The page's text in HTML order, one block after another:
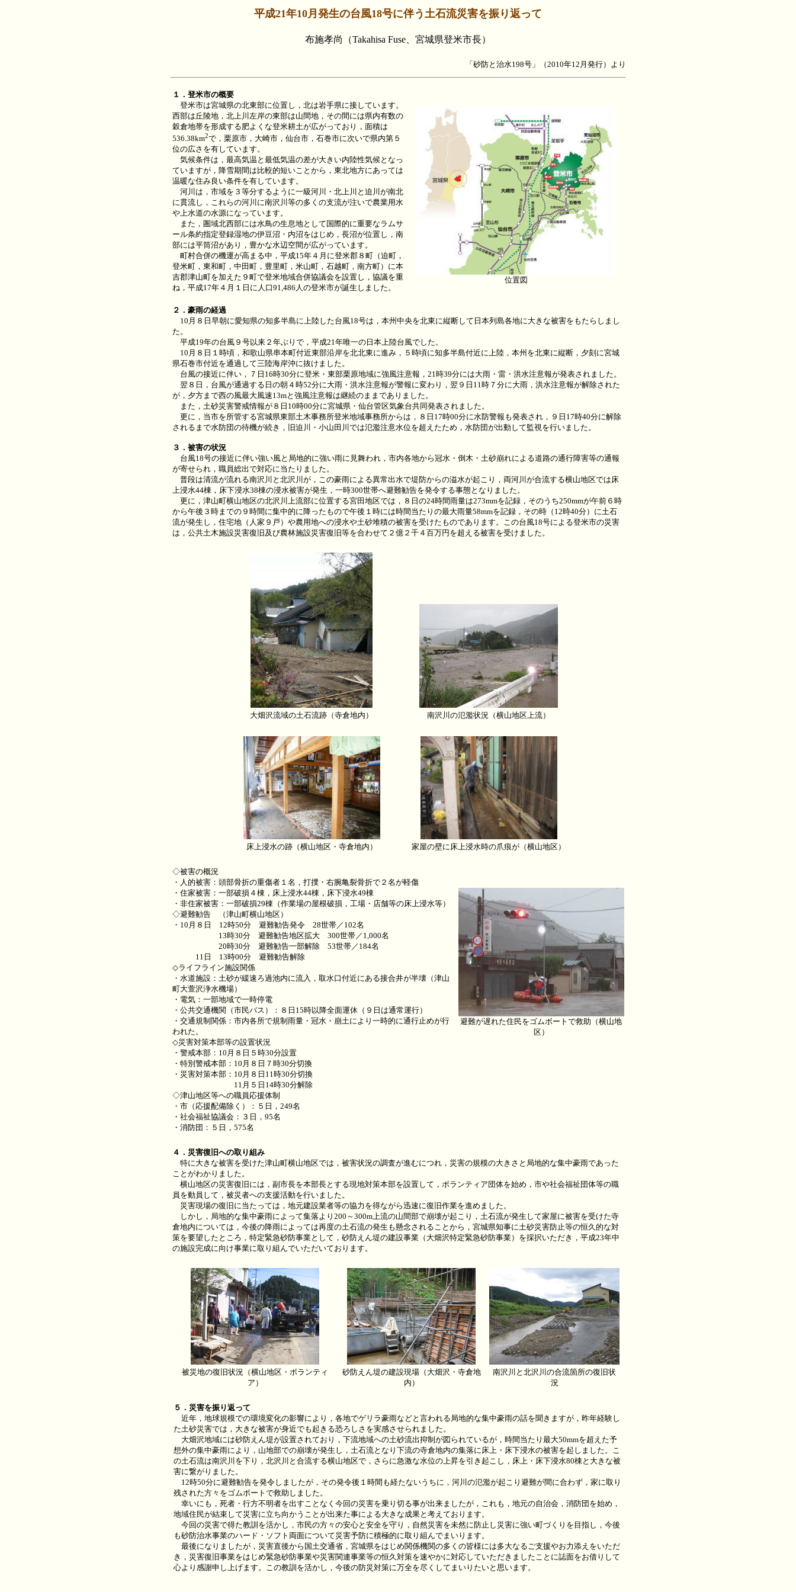
平成21年10月発生の台風18号に伴う土石流災害を振り返って
布施孝尚（Takahisa Fuse、宮城県登米市長）
「砂防と治水198号」（2010年12月発行）より
１．登米市の概要
登米市は宮城県の北東部に位置し，北は岩手県に接しています。
西部は丘陵地，北上川左岸の東部は山間地，その間には県内有数の
穀倉地帯を形成する肥よくな登米耕土が広がっており，面積は
536.38km2で，栗原市，大崎市，仙台市，石巻市に次いで県内第５
位の広さを有しています。
気候条件は，最高気温と最低気温の差が大きい内陸性気候となっ
ていますが，降雪期間は比較的短いことから，東北地方にあっては
温暖な住み良い条件を有しています。
河川は，市域を３等分するように一級河川・北上川と迫川が南北
に貫流し，これらの河川に南沢川等の多くの支流が注いで農業用水
や上水道の水源になっています。
また，圏域北西部には水鳥の生息地として国際的に重要なラムサ
ール条約指定登録湿地の伊豆沼・内沼をはじめ，長沼が位置し，南
部には平筒沼があり，豊かな水辺空間が広がっています。
町村合併の機運が高まる中，平成15年４月に登米郡８町（迫町，
登米町，東和町，中田町，豊里町，米山町，石越町，南方町）に本
吉郡津山町を加えた９町で登米地域合併協議会を設置し，協議を重
ね，平成17年４月１日に人口91,486人の登米市が誕生しました。
位置図
２．豪雨の経過
10月８日早朝に愛知県の知多半島に上陸した台風18号は，本州中央を北東に縦断して日本列島各地に大きな被害をもたらしまし
た。
平成19年の台風９号以来２年ぶりで，平成21年唯一の日本上陸台風でした。
10月８日１時頃，和歌山県串本町付近東部沿岸を北北東に進み，５時頃に知多半島付近に上陸，本州を北東に縦断，夕刻に宮城
県石巻市付近を通過して三陸海岸沖に抜けました。
台風の接近に伴い，７日16時30分に登米・東部栗原地域に強風注意報，21時39分には大雨・雷・洪水注意報が発表されました。
翌８日，台風が通過する日の朝４時52分に大雨・洪水注意報が警報に変わり，翌９日11時７分に大雨，洪水注意報が解除された
が，夕方まで西の風最大風速13mと強風注意報は継続のままでありました。
また，土砂災害警戒情報が８日10時00分に宮城県・仙台管区気象台共同発表されました。
更に，当市を所管する宮城県東部土木事務所登米地域事務所からは，８日17時00分に水防警報も発表され，９日17時40分に解除
されるまで水防団の待機が続き，旧迫川・小山田川では氾濫注意水位を超えたため，水防団が出動して監視を行いました。
３．被害の状況
台風18号の接近に伴い強い風と局地的に強い雨に見舞われ，市内各地から冠水・倒木・土砂崩れによる道路の通行障害等の通報
が寄せられ，職員総出で対応に当たりました。
普段は清流が流れる南沢川と北沢川が，この豪雨による異常出水で堤防からの溢水が起こり，両河川が合流する横山地区では床
上浸水44棟，床下浸水38棟の浸水被害が発生，一時300世帯へ避難勧告を発令する事態となりました。
更に，津山町横山地区の北沢川上流部に位置する宮田地区では，８日の24時間雨量は273mmを記録，そのうち250mmが午前６時
から午後３時までの９時間に集中的に降ったもので午後１時には時間当たりの最大雨量58mmを記録，その時（12時40分）に土石
流が発生し，住宅地（人家９戸）や農用地への浸水や土砂堆積の被害を受けたものであります。この台風18号による登米市の災害
は，公共土木施設災害復旧及び農林施設災害復旧等を合わせて２億２千４百万円を超える被害を受けました。
大畑沢流域の土石流跡（寺倉地内） 南沢川の氾濫状況（横山地区上流）
床上浸水の跡（横山地区・寺倉地内） 家屋の壁に床上浸水時の爪痕が（横山地区）
◇被害の概況
・人的被害：頭部骨折の重傷者１名，打撲・右腕亀裂骨折で２名が軽傷
・住家被害：一部破損４棟，床上浸水44棟，床下浸水49棟
・非住家被害：一部破損29棟（作業場の屋根破損，工場・店舗等の床上浸水等）
◇避難勧告 （津山町横山地区）
・10月８日 12時50分 避難勧告発令 28世帯／102名
13時30分 避難勧告地区拡大 300世帯／1,000名
20時30分 避難勧告一部解除 53世帯／184名
11日 13時00分 避難勧告解除
◇ライフライン施設関係
・水道施設：土砂が緩速ろ過池内に流入，取水口付近にある接合井が半壊（津山
町大萱沢浄水機場）
・電気：一部地域で一時停電
・公共交通機関（市民バス）：８日15時以降全面運休（９日は通常運行）
・交通規制関係：市内各所で規制雨量・冠水・崩土により一時的に通行止めが行
われた。
◇災害対策本部等の設置状況
・警戒本部：10月８日５時30分設置
・特別警戒本部：10月８日７時30分切換
・災害対策本部：10月８日11時30分切換
11月５日14時30分解除
◇津山地区等への職員応援体制
・市（応援配備除く）：５日，249名
・社会福祉協議会：３日，95名
・消防団：５日，575名
避難が遅れた住民をゴムボートで救助（横山地
区）
４．災害復旧への取り組み
特に大きな被害を受けた津山町横山地区では，被害状況の調査が進むにつれ，災害の規模の大きさと局地的な集中豪雨であった
ことがわかりました。
横山地区の災害復旧には，副市長を本部長とする現地対策本部を設置して，ボランティア団体を始め，市や社会福祉団体等の職
員を動員して，被災者への支援活動を行いました。
災害現場の復旧に当たっては，地元建設業者等の協力を得ながら迅速に復旧作業を進めました。
しかし，局地的な集中豪雨によって集落より200～300m上流の山間部で崩壊が起こり，土石流が発生して家屋に被害を受けた寺
倉地内については，今後の降雨によっては再度の土石流の発生も懸念されることから，宮城県知事に土砂災害防止等の恒久的な対
策を要望したところ，特定緊急砂防事業として，砂防えん堤の建設事業（大畑沢特定緊急砂防事業）を採択いただき，平成23年中
の施設完成に向け事業に取り組んでいただいております。
被災地の復旧状況（横山地区・ボランティ
ア）
砂防えん堤の建設現場（大畑沢・寺倉地
内）
南沢川と北沢川の合流箇所の復旧状
況
５．災害を振り返って
近年，地球規模での環境変化の影響により，各地でゲリラ豪雨などと言われる局地的な集中豪雨の話を聞きますが，昨年経験し
た土砂災害では，大きな被害が身近でも起きる恐ろしさを実感させられました。
大畑沢地域には砂防えん堤が設置されており，下流地域への土砂流出抑制が図られているが，時間当たり最大50mmを超えた予
想外の集中豪雨により，山地部での崩壊が発生し，土石流となり下流の寺倉地内の集落に床上・床下浸水の被害を起しました。こ
の土石流は南沢川を下り，北沢川と合流する横山地区で，さらに急激な水位の上昇を引き起こし，床上・床下浸水80棟と大きな被
害に繋がりました。
12時50分に避難勧告を発令しましたが，その発令後１時間も経たないうちに，河川の氾濫が起こり避難が間に合わず，家に取り
残された方々をゴムボートで救助しました。
幸いにも，死者・行方不明者を出すことなく今回の災害を乗り切る事が出来ましたが，これも，地元の自治会，消防団を始め，
地域住民が結束して災害に立ち向かうことが出来た事による大きな成果と考えております。
今回の災害で得た教訓を活かし，市民の方々の安心と安全を守り，自然災害を未然に防止し災害に強い町づくりを目指し，今後
も砂防治水事業のハード・ソフト両面について災害予防に積極的に取り組んでまいります。
最後になりましたが，災害直後から国土交通省，宮城県をはじめ関係機関の多くの皆様には多大なるご支援やお力添えをいただ
き，災害復旧事業をはじめ緊急砂防事業や災害関連事業等の恒久対策を速やかに対応していただきましたことに誌面をお借りして
心より感謝申し上げます。この教訓を活かし，今後の防災対策に万全を尽くしてまいりたいと思います。